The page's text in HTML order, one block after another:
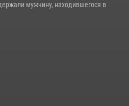
мужчину, находившегося в